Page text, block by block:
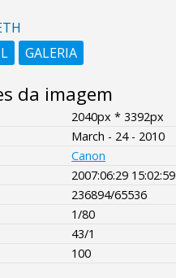
GALERIA
da imagem
2040px * 3392px
March - 24 - 2010
Canon
2007:06:29 15:02:59
236894/65536
1/80
43/1
100